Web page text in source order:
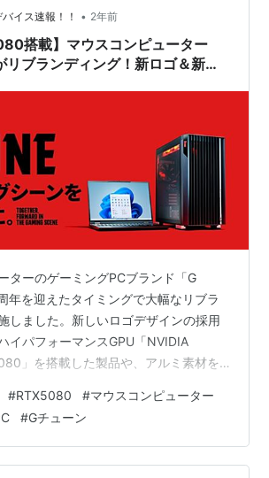
までご覧になって、お得なこの機会を
FRONT…
イス速報！！ • 2年前
搭載】マウスコンピューター
リブランディング！新ロゴ＆新型
ターのゲーミングPCブランド「G
年を迎えたタイミングで大幅なリブラ
しました。新しいロゴデザインの採用
イパフォーマンスGPU「NVIDIA
」を搭載した製品や、アルミ素材を
は、ゲーミングPCを検討している方に
の進化した魅力を詳しくご紹介します。
20年とリブランディングの背景 アルミ
る新型タワーケース 冷却性能を高める
#RTX5080 #マウスコンピューター
#Gチューン